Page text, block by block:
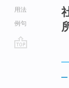
用法
例句